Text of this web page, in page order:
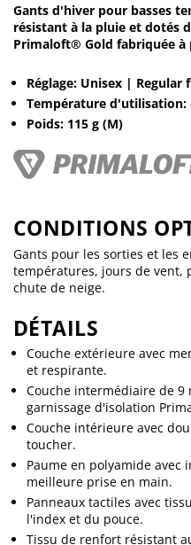
Gants d'hiver pour basses
résistant à la pluie et dotés
Primaloft® Gold fabriquée à
Réglage: Unisex | Regular
Température d'utilisation: -
Poids: 115 g (M)
CONDITIONS
Gants pour les sorties et les
températures, jours de vent,
chute de neige.
DÉTAILS
Couche extérieure avec
et respirante.
Couche intermédiaire de 9
garnissage d'isolation
Couche intérieure avec
toucher.
Paume en polyamide
meilleure prise en main.
Panneaux tactiles avec
l'index et du pouce.
Tissu de renfort résistant